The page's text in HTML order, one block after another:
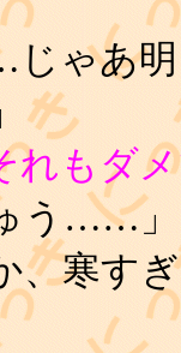
あ明
れもダ
う……」
寒すぎ